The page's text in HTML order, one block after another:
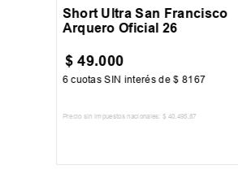
Short Ultra San Francisco
Arquero Oficial 26
$ 49.000
6 cuotas SIN interés de$ 8167
Precio sin impuestos nacionales: $ 40 495 ,87